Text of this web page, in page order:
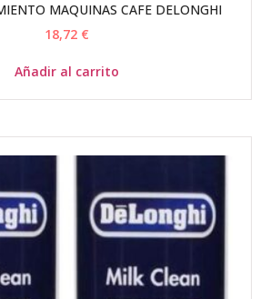
MAQUINAS CAFE DELONGHI
18,72 €
Añadir al carrito